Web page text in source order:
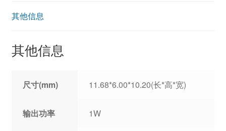
其他信息
其他信息
尺寸(mm) 11.68*6.00*10.20(长*高*宽)
输出功率 1W